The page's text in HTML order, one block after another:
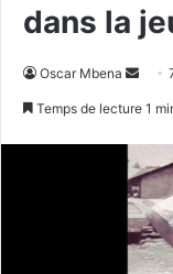
dans la
Oscar Mbena
Temps de lecture 1